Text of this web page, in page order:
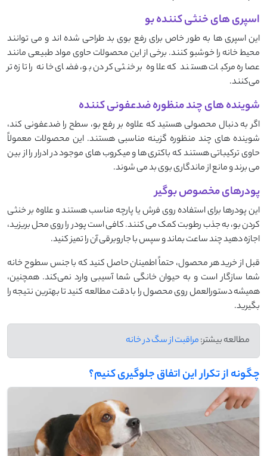
اسپری ‌های خنثی ‌کننده بو
این اسپری ‌ها به ‌طور خاص برای رفع بوی بد طراحی شده ‌اند و می ‌توانند
محیط خانه را خوشبو کنند. برخی از این محصولات حاوی مواد طبیعی مانند
عصاره مرکبات هستند که علاوه بر خنثی کردن بو، فضای خانه را تازه ‌تر
می‌کنند.
شوینده ‌های چند منظوره ضدعفونی ‌کننده
اگر به دنبال محصولی هستید که علاوه بر رفع بو، سطح را ضدعفونی کند،
شوینده ‌های چند منظوره گزینه مناسبی هستند. این محصولات معمولاً
حاوی ترکیباتی هستند که باکتری ‌ها و میکروب ‌های موجود در ادرار را از بین
می ‌برند و مانع از ماندگاری بوی بد می‌ شوند.
پودرهای مخصوص بوگیر
این پودرها برای استفاده روی فرش یا پارچه مناسب هستند و علاوه بر خنثی
کردن بو، به جذب رطوبت کمک می‌ کنند. کافی است پودر را روی محل بریزید،
اجازه دهید چند ساعت بماند و سپس با جاروبرقی آن را تمیز کنید.
قبل از خرید هر محصول، حتماً اطمینان حاصل کنید که با جنس سطوح خانه
شما سازگار است و به حیوان خانگی شما آسیبی وارد نمی‌کند. همچنین،
همیشه دستورالعمل روی محصول را با دقت مطالعه کنید تا بهترین نتیجه را
بگیرید.
مطالعه بیشتر:مراقبت از سگ در خانه
چگونه از تکرار این اتفاق جلوگیری کنیم؟